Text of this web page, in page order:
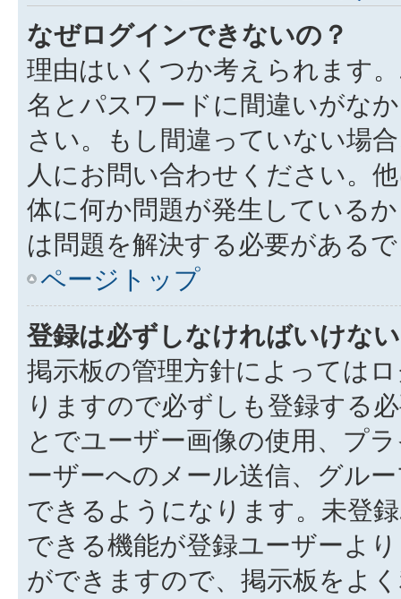
なぜログインできないの？
理由はいくつか考えられます
名とパスワードに間違いがな
さい。もし間違っていない場
人にお問い合わせください。
体に何か問題が発生している
は問題を解決する必要がある
ページトップ
登録は必ずしなければいけな
掲示板の管理方針によっては
りますので必ずしも登録する
とでユーザー画像の使用、プ
ーザーへのメール送信、グル
できるようになります。未登
できる機能が登録ユーザーよ
ができますので、掲示板をよ